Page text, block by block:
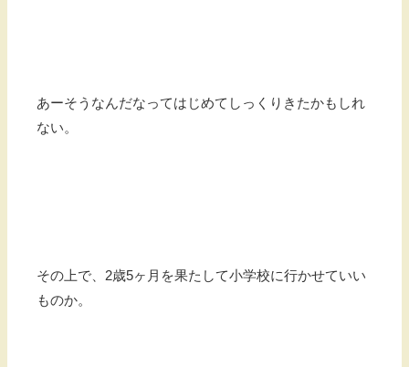
あーそうなんだなってはじめてしっくりきたかもしれ
ない。
その上で、2歳5ヶ月を果たして小学校に行かせていい
ものか。